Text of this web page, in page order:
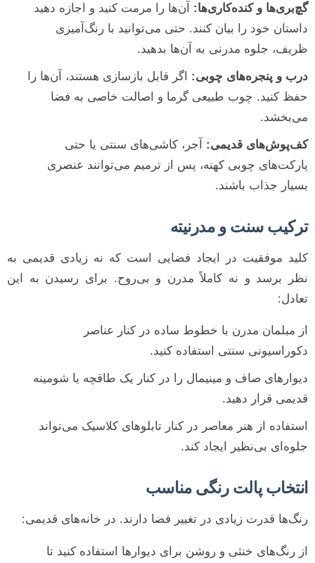
گچ‌بری‌ها و کنده‌کاری‌ها: آن‌ها را مرمت کنید و اجازه دهید
داستان خود را بیان کنند. حتی می‌توانید با رنگ‌آمیزی
ظریف، جلوه مدرنی به آن‌ها بدهید.
درب و پنجره‌های چوبی: اگر قابل بازسازی هستند، آن‌ها را
حفظ کنید. چوب طبیعی گرما و اصالت خاصی به فضا
می‌بخشد.
کف‌پوش‌های قدیمی: آجر، کاشی‌های سنتی یا حتی
پارکت‌های چوبی کهنه، پس از ترمیم می‌توانند عنصری
بسیار جذاب باشند.
ترکیب سنت و مدرنیته
کلید موفقیت در ایجاد فضایی است که نه زیادی قدیمی به
نظر برسد و نه کاملاً مدرن و بی‌روح. برای رسیدن به این
تعادل:
از مبلمان مدرن با خطوط ساده در کنار عناصر
دکوراسیونی سنتی استفاده کنید.
دیوارهای صاف و مینیمال را در کنار یک طاقچه یا شومینه
قدیمی قرار دهید.
استفاده از هنر معاصر در کنار تابلوهای کلاسیک می‌تواند
جلوه‌ای بی‌نظیر ایجاد کند.
انتخاب پالت رنگی مناسب
رنگ‌ها قدرت زیادی در تغییر فضا دارند. در خانه‌های قدیمی:
از رنگ‌های خنثی و روشن برای دیوارها استفاده کنید تا